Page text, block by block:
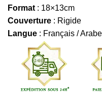
Format : 18×13cm
Couverture : Rigide
Langue : Français / Arabe